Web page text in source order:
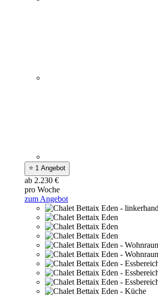
⭐ 1 Angebot
ab 2.230 €
pro Woche
zum Angebot